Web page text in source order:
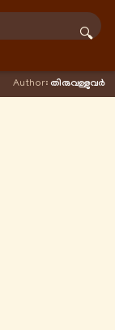
🔍
Author: തിരുവള്ളുവർ